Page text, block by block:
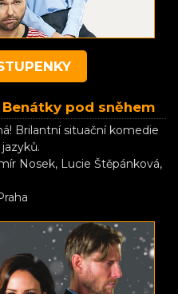
Benátky pod sněhem
Brilantní situační komedie
Nosek, Lucie Štěpánková,